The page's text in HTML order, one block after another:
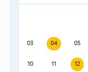
03 04 05
10 11 12